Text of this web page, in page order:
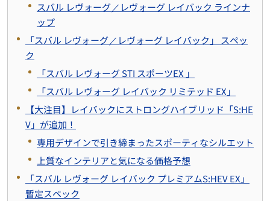
スバル レヴォーグ／レヴォーグ レイバック ラインナ
ップ
「スバル レヴォーグ／レヴォーグ レイバック」 スペッ
ク
「スバル レヴォーグ STI スポーツEX 」
「スバル レヴォーグ レイバック リミテッド EX」
【大注目】レイバックにストロングハイブリッド「S:HE
V」が追加！
専用デザインで引き締まったスポーティなシルエット
上質なインテリアと気になる価格予想
「スバル レヴォーグ レイバック プレミアムS:HEV EX」
暫定スペック